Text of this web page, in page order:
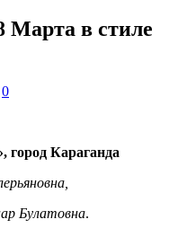
Марта в стиле
0
город Караганда
.